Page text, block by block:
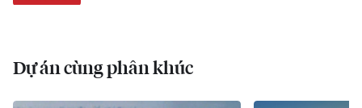
Dự án cùng phân khúc